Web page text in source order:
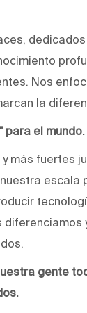
Nos
la
para el mundo.
más fuertes
escala
diferenciamos
gente